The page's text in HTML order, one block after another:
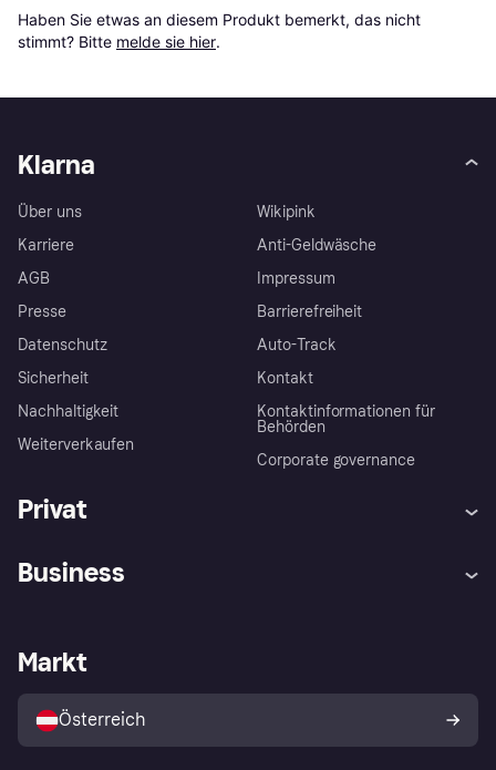
Haben Sie etwas an diesem Produkt bemerkt, das nicht
stimmt? Bitte melde sie hier.
Klarna
Über uns
Karriere
AGB
Presse
Datenschutz
Sicherheit
Nachhaltigkeit
Weiterverkaufen
Wikipink
Anti-Geldwäsche
Impressum
Barrierefreiheit
Auto-Track
Kontakt
Kontaktinformationen für
Behörden
Corporate governance
Privat
Shops entdecken
Business
Händlerportal
Markt
Österreich